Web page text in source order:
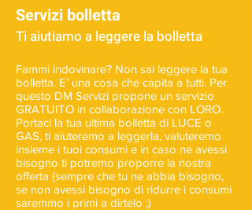
Servizi bolletta
Ti aiutiamo a leggere la bolletta
Fammi indovinare? Non sai leggere la tua
bolletta. E’ una cosa che capita a tutti. Per
questo DM Servizi propone un servizio
GRATUITO in collaborazione con LORO.
Portaci la tua ultima bolletta di LUCE o
GAS, ti aiuteremo a leggerla, valuteremo
insieme i tuoi consumi e in caso ne avessi
bisogno ti potremo proporre la nostra
offerta (sempre che tu ne abbia bisogno,
se non avessi bisogno di ridurre i consumi
saremmo i primi a dirtelo ;)